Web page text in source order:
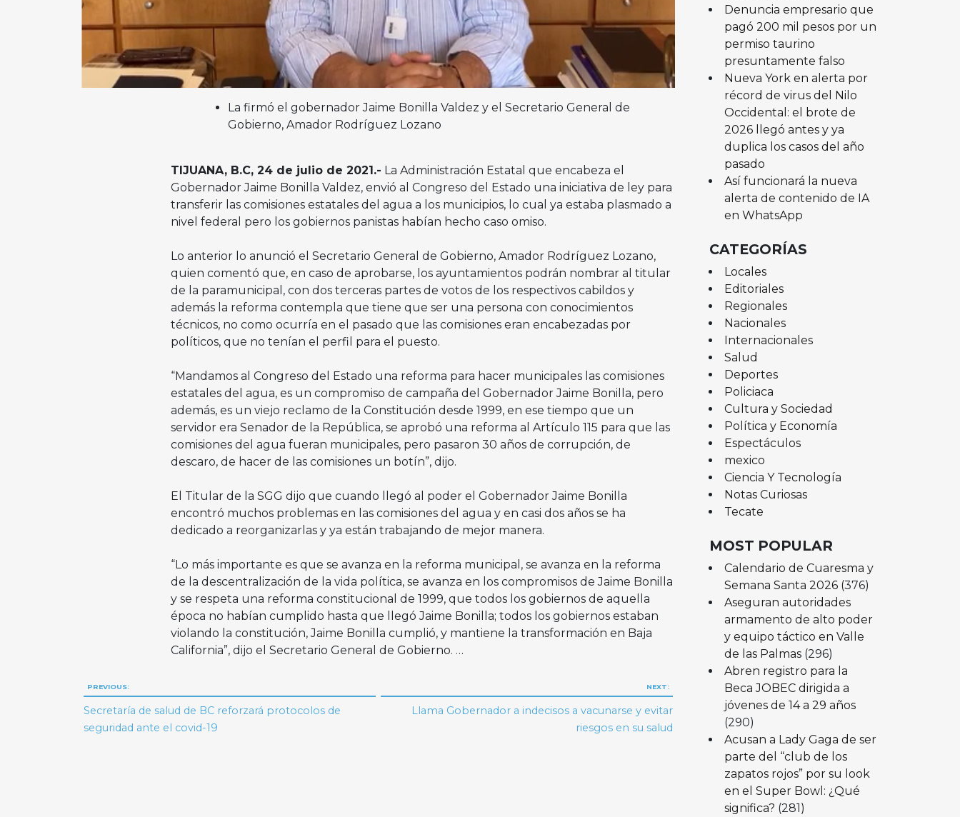
La firmó el gobernador Jaime Bonilla Valdez y el Secretario General de
Gobierno, Amador Rodríguez Lozano
TIJUANA, B.C, 24 de julio de 2021.- La Administración Estatal que encabeza el
Gobernador Jaime Bonilla Valdez, envió al Congreso del Estado una iniciativa de ley para
transferir las comisiones estatales del agua a los municipios, lo cual ya estaba plasmado a
nivel federal pero los gobiernos panistas habían hecho caso omiso.
Lo anterior lo anunció el Secretario General de Gobierno, Amador Rodríguez Lozano,
quien comentó que, en caso de aprobarse, los ayuntamientos podrán nombrar al titular
de la paramunicipal, con dos terceras partes de votos de los respectivos cabildos y
además la reforma contempla que tiene que ser una persona con conocimientos
técnicos, no como ocurría en el pasado que las comisiones eran encabezadas por
políticos, que no tenían el perfil para el puesto.
“Mandamos al Congreso del Estado una reforma para hacer municipales las comisiones
estatales del agua, es un compromiso de campaña del Gobernador Jaime Bonilla, pero
además, es un viejo reclamo de la Constitución desde 1999, en ese tiempo que un
servidor era Senador de la República, se aprobó una reforma al Artículo 115 para que las
comisiones del agua fueran municipales, pero pasaron 30 años de corrupción, de
descaro, de hacer de las comisiones un botín”, dijo.
El Titular de la SGG dijo que cuando llegó al poder el Gobernador Jaime Bonilla
encontró muchos problemas en las comisiones del agua y en casi dos años se ha
dedicado a reorganizarlas y ya están trabajando de mejor manera.
“Lo más importante es que se avanza en la reforma municipal, se avanza en la reforma
de la descentralización de la vida política, se avanza en los compromisos de Jaime Bonilla
y se respeta una reforma constitucional de 1999, que todos los gobiernos de aquella
época no habían cumplido hasta que llegó Jaime Bonilla; todos los gobiernos estaban
violando la constitución, Jaime Bonilla cumplió, y mantiene la transformación en Baja
California”, dijo el Secretario General de Gobierno. …
Navegación
de
PREVIOUS:
Secretaría de salud de BC reforzará protocolos de
seguridad ante el covid-19
NEXT:
Llama Gobernador a indecisos a vacunarse y evitar
riesgos en su salud
Denuncia empresario que
pagó 200 mil pesos por un
permiso taurino
presuntamente falso
Nueva York en alerta por
récord de virus del Nilo
Occidental: el brote de
2026 llegó antes y ya
duplica los casos del año
pasado
Así funcionará la nueva
alerta de contenido de IA
en WhatsApp
CATEGORÍAS
Locales
Editoriales
Regionales
Nacionales
Internacionales
Salud
Deportes
Policiaca
Cultura y Sociedad
Política y Economía
Espectáculos
mexico
Ciencia Y Tecnología
Notas Curiosas
Tecate
MOST POPULAR
Calendario de Cuaresma y
Semana Santa 2026 (376)
Aseguran autoridades
armamento de alto poder
y equipo táctico en Valle
de las Palmas (296)
Abren registro para la
Beca JOBEC dirigida a
jóvenes de 14 a 29 años
(290)
Acusan a Lady Gaga de ser
parte del “club de los
zapatos rojos” por su look
en el Super Bowl: ¿Qué
significa? (281)